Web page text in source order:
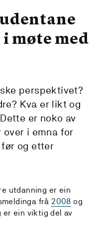
møte med
perspektivet?
Kva er likt og
er noko av
i emna for
og etter
utdanning er ein
frå 2008 og
er ein viktig del av